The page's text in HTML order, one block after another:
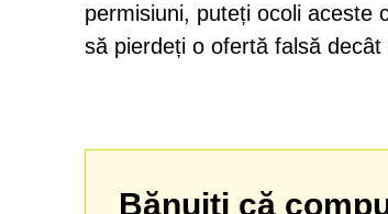
permisiuni, puteți ocoli aceste
să pierdeți o ofertă falsă
Bănuiți că